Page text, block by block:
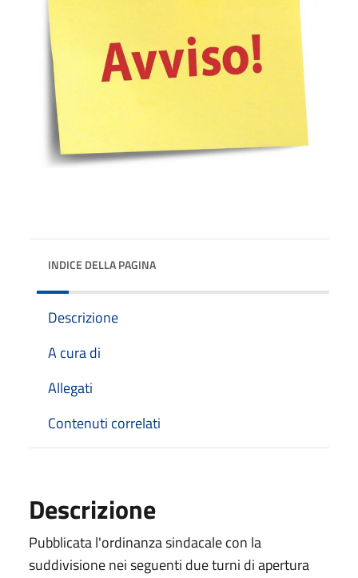
INDICE DELLA PAGINA
Descrizione
A cura di
Allegati
Contenuti correlati
Descrizione
Pubblicata l'ordinanza sindacale con la
suddivisione nei seguenti due turni di apertura